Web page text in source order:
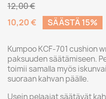
12,00 €
10,20 €
SÄÄSTÄ 15%
Kumpoo KCF-701 cushion
paksuuden säätämiseen.
toimii samalla myös
suoraan kahvan päälle.